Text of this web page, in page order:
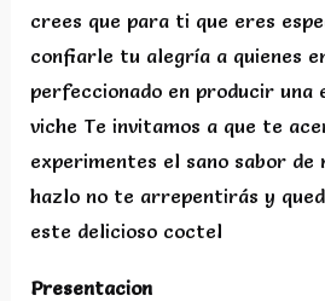
crees que para ti que eres
confiarle tu alegría a quienes
perfeccionado en producir una
viche Te invitamos a que te
experimentes el sano sabor
hazlo no te arrepentirás y
este delicioso coctel
Presentacion